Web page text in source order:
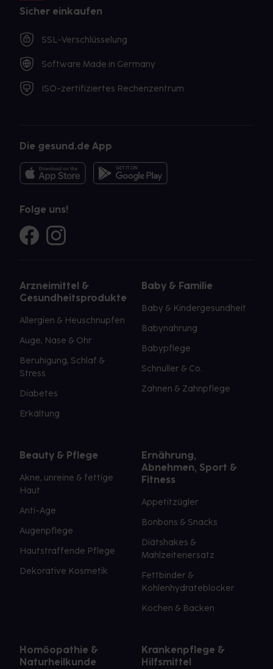
Sicher einkaufen
SSL-Verschlüsselung
Software Made in Germany
ISO-zertifiziertes Rechenzentrum
Die gesund.de App
Folge uns!
Arzneimittel &
Gesundheitsprodukte
Allergien & Heuschnupfen
Auge, Nase & Ohr
Beruhigung, Schlaf &
Stress
Diabetes
Erkältung
Baby & Familie
Baby & Kindergesundheit
Babynahrung
Babypflege
Schnuller & Co.
Zahnen & Zahnpflege
Beauty & Pflege
Akne, unreine & fettige
Haut
Anti-Age
Augenpflege
Hautstraffende Pflege
Dekorative Kosmetik
Ernährung,
Abnehmen, Sport &
Fitness
Appetitzügler
Bonbons & Snacks
Diätshakes &
Mahlzeitenersatz
Fettbinder &
Kohlenhydrateblocker
Kochen & Backen
Homöopathie &
Naturheilkunde
Krankenpflege &
Hilfsmittel